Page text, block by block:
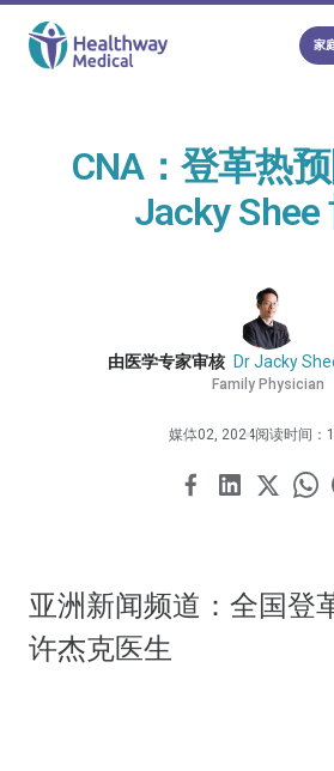
家
CNA：登革热
Jacky Shee
由医学专家审核 Dr Jacky
Family Physician
媒体02, 2024阅读时间：
亚洲新闻频道：全国登
许杰克医生